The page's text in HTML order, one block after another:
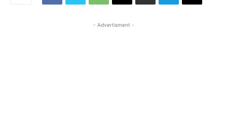
- Advertisment -